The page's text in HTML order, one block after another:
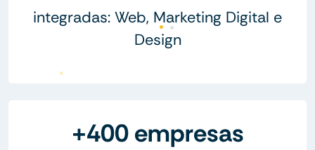
integradas: Web, Marketing Digital e
Design
+400 empresas